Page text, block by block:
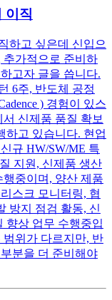
이직
하고 싶은데 신입으
추가적으로 준비하
고자 글을 씁니다.
6주, 반도체 공정
) 경험이 있스
신제품 품질 확보
하고 있습니다. 현업
규 HW/SW/ME 특
지원, 신제품 생산
중이며, 양산 제품
스크 모니터링, 협
방지 점검 활동, 신
향상 업무 수행중입
위가 다르지만, 반
분을 더 준비해야